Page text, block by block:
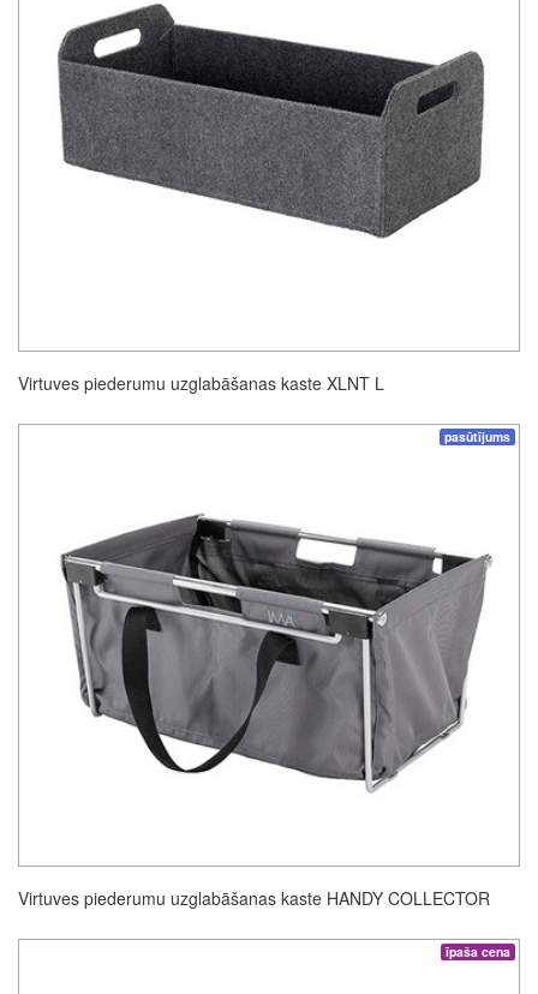
Virtuves piederumu uzglabāšanas kaste XLNT L
pasūtījums
Virtuves piederumu uzglabāšanas kaste HANDY COLLECTOR
īpaša cena